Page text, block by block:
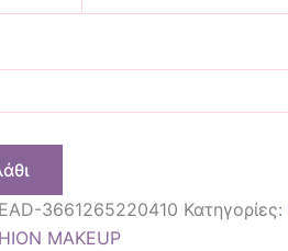
3661265220410 Κατηγορίες:
MAKEUP